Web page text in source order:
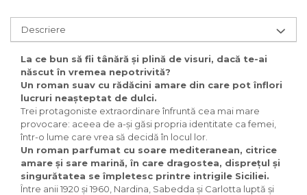
Descriere
La ce bun să fii tânără și plină de visuri, dacă te-ai
născut în vremea nepotrivită?
Un roman suav cu rădăcini amare din care pot înflori
lucruri neașteptat de dulci.
Trei protagoniste extraordinare înfruntă cea mai mare
provocare: aceea de a-și găsi propria identitate ca femei,
într-o lume care vrea să decidă în locul lor.
Un roman parfumat cu soare mediteranean, citrice
amare și sare marină, în care dragostea, disprețul și
singurătatea se împletesc printre intrigile Siciliei.
Între anii 1920 și 1960, Nardina, Sabedda și Carlotta luptă și